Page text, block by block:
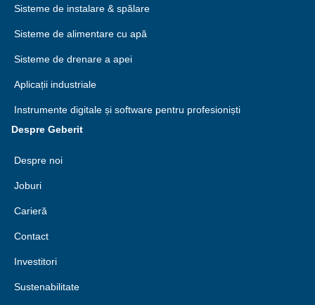
Sisteme de instalare & spălare
Sisteme de alimentare cu apă
Sisteme de drenare a apei
Aplicații industriale
Instrumente digitale și software pentru profesioniști
Despre Geberit
Despre noi
Joburi
Carieră
Contact
Investitori
Sustenabilitate